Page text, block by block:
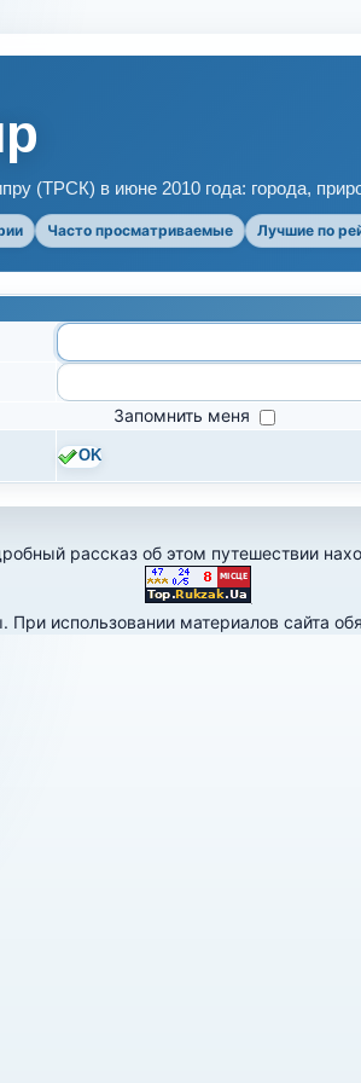
(ТРСК) в июне 2010 года: города,
Часто просматриваемые Лучшие по
Запомнить меня
OK
рассказ об этом путешествии
использовании материалов сайта